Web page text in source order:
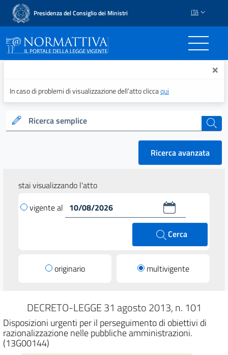
Presidenza del Consiglio dei Ministri ITA
Normattiva - Il portale ×
In caso di problemi di visualizzazione dell’atto cliccaqui
Ricerca semplice cerca
Ricerca avanzata
stai visualizzando l'atto
vigente al
Cerca
originario multivigente
DECRETO-LEGGE 31 agosto 2013, n. 101
Disposizioni urgenti per il perseguimento di obiettivi di
razionalizzazione nelle pubbliche amministrazioni.
(13G00144)